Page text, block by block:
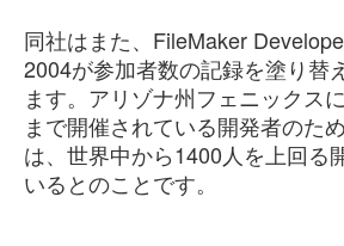
同社はまた、FileMaker
2004が参加者数の記録を塗り替
ます。アリゾナ州フェニックス
まで開催されている開発者のた
は、世界中から1400人を上回る
いるとのことです。